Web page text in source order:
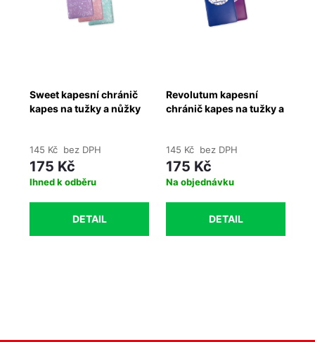
Sweet kapesní chránič
kapes na tužky a nůžky
145 Kč bez DPH
175 Kč
Ihned k odběru
DETAIL
Revolutum kapesní
chránič kapes na tužky a
145 Kč bez DPH
175 Kč
Na objednávku
DETAIL